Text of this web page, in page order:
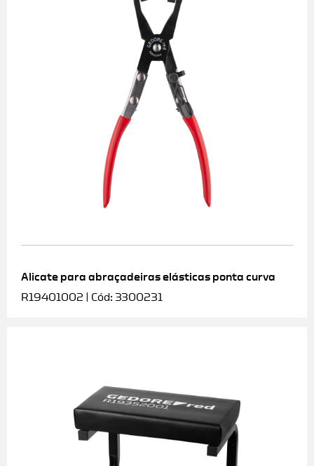
Alicate para abraçadeiras elásticas ponta curva
R19401002 | Cód: 3300231